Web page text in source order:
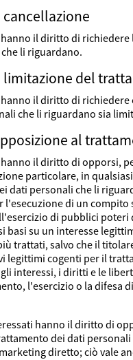
il diritto di richiedere
li riguardano.
limitazione del
il diritto di richiedere
che li riguardano sia
al
il diritto di opporsi,
particolare, in
dati personali che li
l'esecuzione di un
di pubblici poteri
basi su un interesse
trattati, salvo che il
legittimi cogenti per il
interessi, i diritti e le
l'esercizio o la difesa
hanno il diritto di
dei dati
diretto; ciò vale